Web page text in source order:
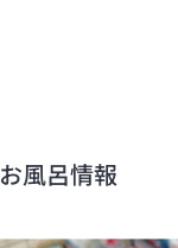
お風呂情報